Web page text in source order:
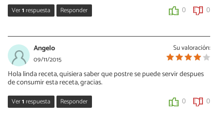
Ver1respuesta Responder 0 0
13/11/2015
Hola Angy, aquí tienes otra recete de bondiola que se hace a la
plancha, espero que te sirva
http://www.recetasgratis.net/Receta-de-bondiola-de-cerdo-en-
salsa-de-maracuya-recetapasoapaso-51394.html
0 0
Su valoración:
Angelo
09/11/2015
Hola linda receta, quisiera saber que postre se puede servir despues
de consumir esta receta, gracias.
Ver1respuesta Responder 0 0